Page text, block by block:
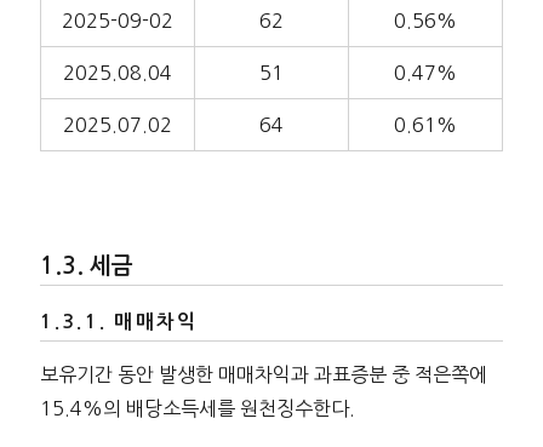
2025-09-02 62 0.56%
2025.08.04 51 0.47%
2025.07.02 64 0.61%
세금
매매차익
보유기간 동안 발생한 매매차익과 과표증분 중 적은쪽에
15.4%의 배당소득세를 원천징수한다.